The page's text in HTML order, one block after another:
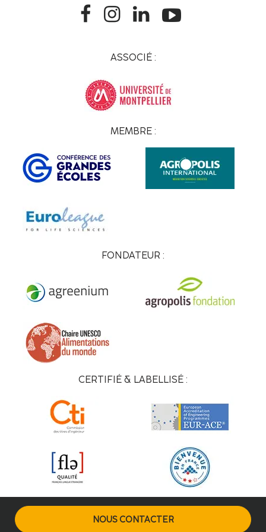
ASSOCIÉ :
MEMBRE :
FONDATEUR :
CERTIFIÉ & LABELLISÉ :
NOUS CONTACTER